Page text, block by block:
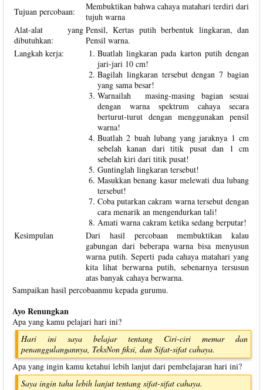
Tujuan percobaan:
Membuktikan bahwa cahaya matahari terdiri dari
tujuh warna
Alat-alat yang
dibutuhkan:
Pensil, Kertas putih berbentuk lingkaran, dan
Pensil warna.
Langkah kerja:
Buatlah lingkaran pada karton putih dengan
jari-jari 10 cm!
Bagilah lingkaran tersebut dengan 7 bagian
yang sama besar!
Warnailah masing-masing bagian sesuai
dengan warna spektrum cahaya secara
berturut-turut dengan menggunakan pensil
warna!
Buatlah 2 buah lubang yang jaraknya 1 cm
sebelah kanan dari titik pusat dan 1 cm
sebelah kiri dari titik pusat!
Guntinglah lingkaran tersebut!
Masukkan benang kasur melewati dua lubang
tersebut!
Coba putarkan cakram warna tersebut dengan
cara menarik an mengendurkan tali!
Amati warna cakram ketika sedang berputar!
Kesimpulan
Dari hasil percobaan membuktikan kalau
gabungan dari beberapa warna bisa menyusun
warna putih. Seperti pada cahaya matahari yang
kita lihat berwarna putih, sebenarnya tersusun
atas banyak cahaya berwarna.
Sampaikan hasil percobaanmu kepada gurumu.
Ayo Renungkan
Apa yang kamu pelajari hari ini?
Hari ini saya belajar tentang Ciri-ciri memar dan
penanggulangannya, TeksNon fiksi, dan Sifat-sifat cahaya.
Apa yang ingin kamu ketahui lebih lanjut dari pembelajaran hari ini?
Saya ingin tahu lebih lanjut tentang sifat-sifat cahaya.